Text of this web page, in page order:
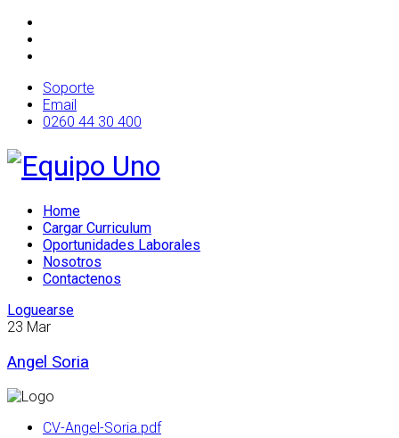
Soporte
Email
0260 44 30 400
Home
Cargar Curriculum
Oportunidades Laborales
Nosotros
Contactenos
Loguearse
23 Mar
Angel Soria
CV-Angel-Soria.pdf